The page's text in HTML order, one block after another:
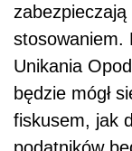
stosowaniem.
Unikania
będzie mógł
fiskusem, jak